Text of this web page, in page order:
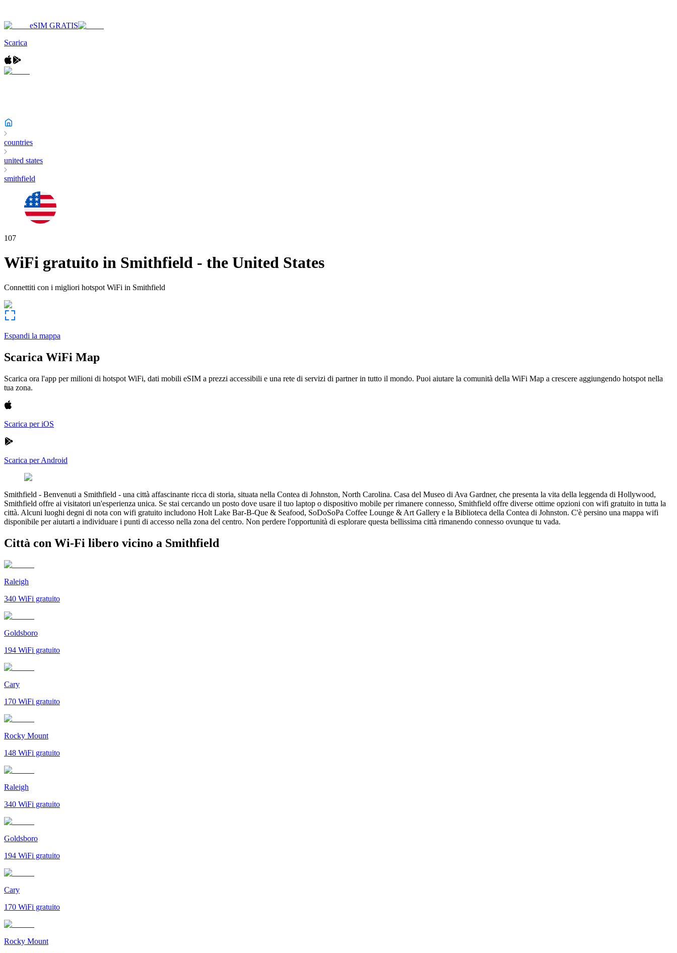
eSIM GRATIS
Scarica
countries
united states
smithfield
107
WiFi gratuito in Smithfield - the United States
Connettiti con i migliori hotspot WiFi in Smithfield
Espandi la mappa
Scarica WiFi Map
Scarica ora l'app per milioni di hotspot WiFi, dati mobili eSIM a prezzi accessibili e una rete di servizi di partner in tutto il mondo. Puoi aiutare la comunità della WiFi Map a crescere aggiungendo hotspot nella
tua zona.
Scarica per iOS
Scarica per Android
Smithfield - Benvenuti a Smithfield - una città affascinante ricca di storia, situata nella Contea di Johnston, North Carolina. Casa del Museo di Ava Gardner, che presenta la vita della leggenda di Hollywood,
Smithfield offre ai visitatori un'esperienza unica. Se stai cercando un posto dove usare il tuo laptop o dispositivo mobile per rimanere connesso, Smithfield offre diverse ottime opzioni con wifi gratuito in tutta la
città. Alcuni luoghi degni di nota con wifi gratuito includono Holt Lake Bar-B-Que & Seafood, SoDoSoPa Coffee Lounge & Art Gallery e la Biblioteca della Contea di Johnston. C'è persino una mappa wifi
disponibile per aiutarti a individuare i punti di accesso nella zona del centro. Non perdere l'opportunità di esplorare questa bellissima città rimanendo connesso ovunque tu vada.
Città con Wi-Fi libero vicino a Smithfield
Raleigh
340 WiFi gratuito
Goldsboro
194 WiFi gratuito
Cary
170 WiFi gratuito
Rocky Mount
148 WiFi gratuito
Raleigh
340 WiFi gratuito
Goldsboro
194 WiFi gratuito
Cary
170 WiFi gratuito
Rocky Mount